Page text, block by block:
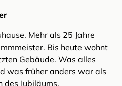
Mehr als 25 Jahre
Bis heute wohnt
Gebäude. Was alles
was früher anders war als
des Jubiläums.